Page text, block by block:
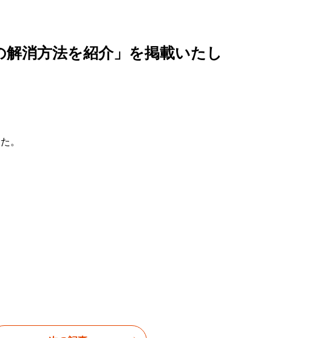
消方法を紹介」を掲載いたし
。